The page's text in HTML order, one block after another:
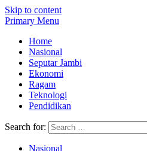
Skip to content
Primary Menu
Home
Nasional
Seputar Jambi
Ekonomi
Ragam
Teknologi
Pendidikan
Search for:
Nasional